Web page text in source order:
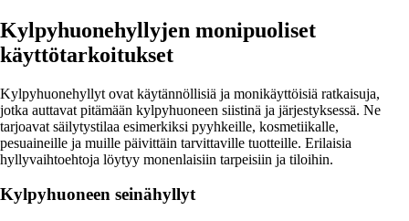
Kylpyhuonehyllyjen monipuoliset
käyttötarkoitukset
Kylpyhuonehyllyt ovat käytännöllisiä ja monikäyttöisiä ratkaisuja,
jotka auttavat pitämään kylpyhuoneen siistinä ja järjestyksessä. Ne
tarjoavat säilytystilaa esimerkiksi pyyhkeille, kosmetiikalle,
pesuaineille ja muille päivittäin tarvittaville tuotteille. Erilaisia
hyllyvaihtoehtoja löytyy monenlaisiin tarpeisiin ja tiloihin.
Kylpyhuoneen seinähyllyt